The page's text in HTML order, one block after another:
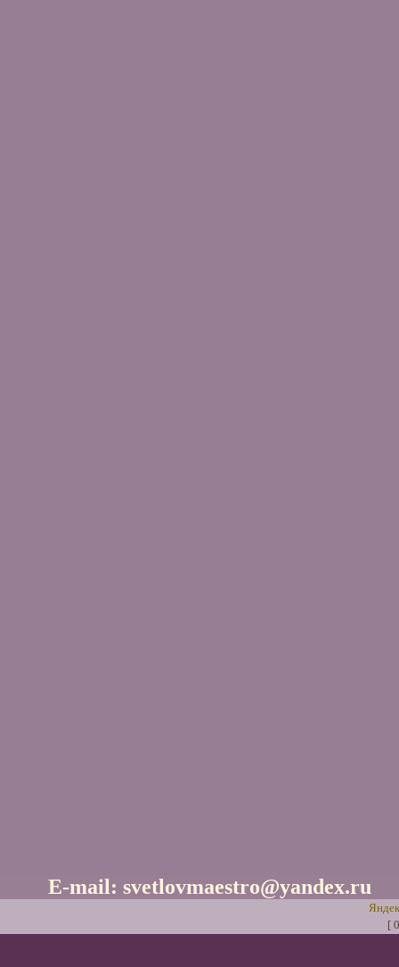
E-mail: svetlovmaestro@yandex.ru
[